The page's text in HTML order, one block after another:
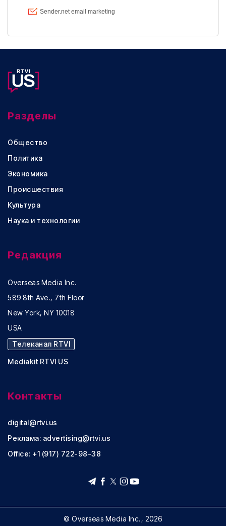
Разделы
Общество
Политика
Экономика
Происшествия
Культура
Наука и технологии
Редакция
Overseas Media Inc.
589 8th Ave., 7th Floor
New York, NY 10018
USA
Телеканал RTVI
Mediakit RTVI US
Контакты
digital@rtvi.us
Реклама: advertising@rtvi.us
Office: +1 (917) 722-98-38
© Overseas Media Inc., 2026